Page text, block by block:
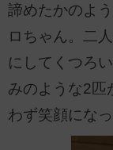
諦めたかのよ
ロちゃん。二
にしてくつろ
みのような2匹
わず笑顔にな